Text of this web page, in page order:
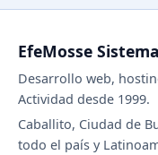
EfeMosse
Desarrollo web,
Actividad desde 1999.
Caballito, Ciudad de
todo el país y